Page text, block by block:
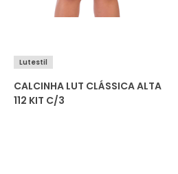
Lutestil
CALCINHA LUT CLÁSSICA ALTA
112 KIT C/3